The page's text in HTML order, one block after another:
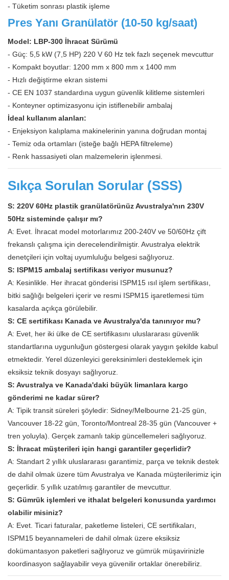
- Tüketim sonrası plastik işleme
Pres Yanı Granülatör (10-50 kg/saat)
Model: LBP-300 İhracat Sürümü
- Güç: 5,5 kW (7,5 HP) 220 V 60 Hz tek fazlı seçenek mevcuttur
- Kompakt boyutlar: 1200 mm x 800 mm x 1400 mm
- Hızlı değiştirme ekran sistemi
- CE EN 1037 standardına uygun güvenlik kilitleme sistemleri
- Konteyner optimizasyonu için istiflenebilir ambalaj
İdeal kullanım alanları:
- Enjeksiyon kalıplama makinelerinin yanına doğrudan montaj
- Temiz oda ortamları (isteğe bağlı HEPA filtreleme)
- Renk hassasiyeti olan malzemelerin işlenmesi.
Sıkça Sorulan Sorular (SSS)
S: 220V 60Hz plastik granülatörünüz Avustralya'nın 230V
50Hz sisteminde çalışır mı?
A: Evet. İhracat model motorlarımız 200-240V ve 50/60Hz çift
frekanslı çalışma için derecelendirilmiştir. Avustralya elektrik
denetçileri için voltaj uyumluluğu belgesi sağlıyoruz.
S: ISPM15 ambalaj sertifikası veriyor musunuz?
A: Kesinlikle. Her ihracat gönderisi ISPM15 ısıl işlem sertifikası,
bitki sağlığı belgeleri içerir ve resmi ISPM15 işaretlemesi tüm
kasalarda açıkça görülebilir.
S: CE sertifikası Kanada ve Avustralya'da tanınıyor mu?
A: Evet, her iki ülke de CE sertifikasını uluslararası güvenlik
standartlarına uygunluğun göstergesi olarak yaygın şekilde kabul
etmektedir. Yerel düzenleyici gereksinimleri desteklemek için
eksiksiz teknik dosyayı sağlıyoruz.
S: Avustralya ve Kanada'daki büyük limanlara kargo
gönderimi ne kadar sürer?
A: Tipik transit süreleri şöyledir: Sidney/Melbourne 21-25 gün,
Vancouver 18-22 gün, Toronto/Montreal 28-35 gün (Vancouver +
tren yoluyla). Gerçek zamanlı takip güncellemeleri sağlıyoruz.
S: İhracat müşterileri için hangi garantiler geçerlidir?
A: Standart 2 yıllık uluslararası garantimiz, parça ve teknik destek
de dahil olmak üzere tüm Avustralya ve Kanada müşterilerimiz için
geçerlidir. 5 yıllık uzatılmış garantiler de mevcuttur.
S: Gümrük işlemleri ve ithalat belgeleri konusunda yardımcı
olabilir misiniz?
A: Evet. Ticari faturalar, paketleme listeleri, CE sertifikaları,
ISPM15 beyannameleri de dahil olmak üzere eksiksiz
dokümantasyon paketleri sağlıyoruz ve gümrük müşavirinizle
koordinasyon sağlayabilir veya güvenilir ortaklar önerebiliriz.